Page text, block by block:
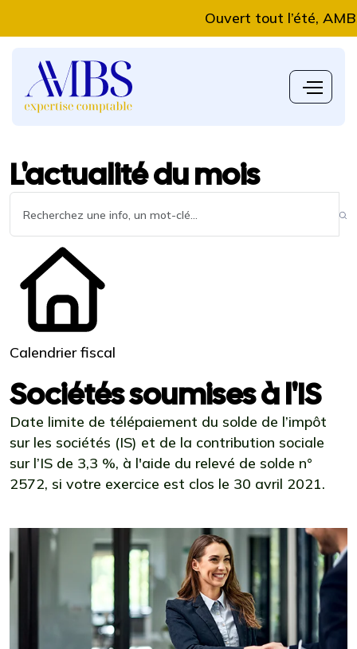
Ouvert tout l’été, AMBS
L'actualité du mois
Calendrier fiscal
Sociétés soumises à l'IS
Date limite de télépaiement du solde de l’impôt
sur les sociétés (IS) et de la contribution sociale
sur l’IS de 3,3 %, à l'aide du relevé de solde n°
2572, si votre exercice est clos le 30 avril 2021.